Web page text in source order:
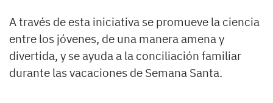
A través de esta iniciativa se promueve la ciencia
entre los jóvenes, de una manera amena y
divertida, y se ayuda a la conciliación familiar
durante las vacaciones de Semana Santa.